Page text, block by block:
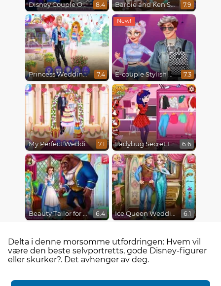
Disney Couple Of The Year 8.4 Barbie and Ken Spring City Break 7.9
Princess Wedding Drama 7.4 E-couple Stylish Transformation 7.3
My Perfect Wedding 7.1 Ladybug Secret Identity Revealed 6.6
Beauty Tailor for Beast 6.4 Ice Queen Wedding Tailor 6.1
Delta i denne morsomme utfordringen: Hvem vil
være den beste selvportretts, gode Disney-figurer
eller skurker?. Det avhenger av deg.